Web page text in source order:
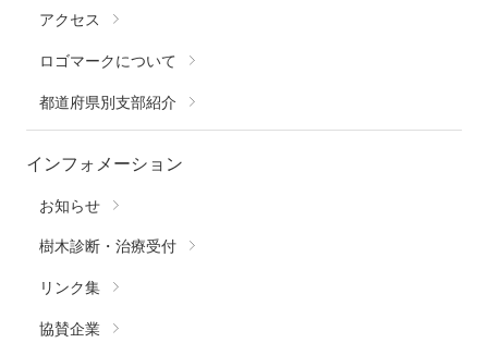
アクセス
ロゴマークについて
都道府県別支部紹介
インフォメーション
お知らせ
樹木診断・治療受付
リンク集
協賛企業